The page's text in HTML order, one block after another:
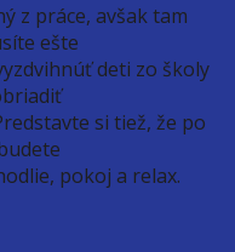
z práce, avšak tam
ešte
deti zo školy
si tiež, že po
pokoj a relax.